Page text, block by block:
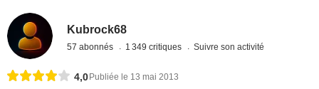
Kubrock68
57 abonnés 1 349 critiques Suivre son activité
4,0Publiée le 13 mai 2013